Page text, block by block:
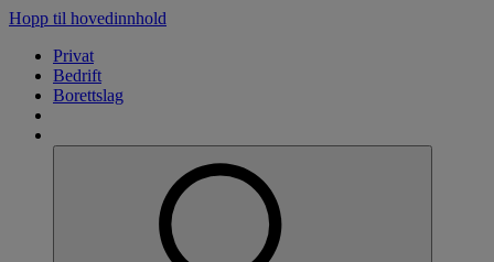
Hopp til hovedinnhold
Privat
Bedrift
Borettslag